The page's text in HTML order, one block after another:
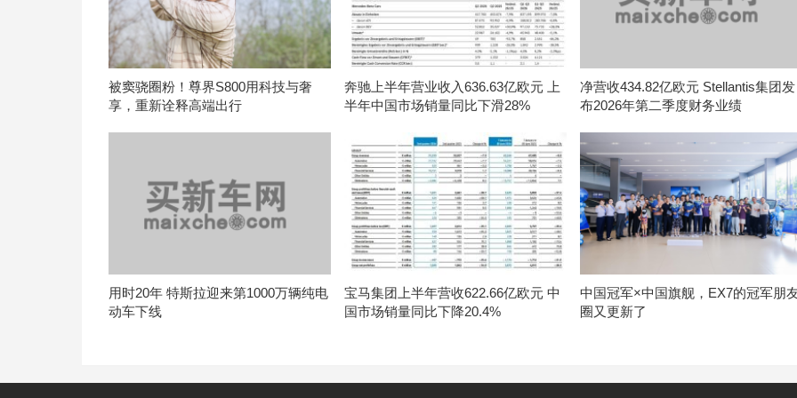
被窦骁圈粉！尊界S800用科技与奢
享，重新诠释高端出行
奔驰上半年营业收入636.63亿欧元 上
半年中国市场销量同比下滑28%
净营收434.82亿欧元 Stellantis集团发
布2026年第二季度财务业绩
用时20年 特斯拉迎来第1000万辆纯电
动车下线
宝马集团上半年营收622.66亿欧元 中
国市场销量同比下降20.4%
中国冠军×中国旗舰，EX7的冠军朋
圈又更新了